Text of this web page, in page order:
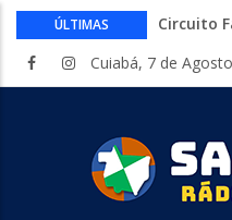
ÚLTIMAS
Circuito
sexta-
Mato
Cuiabá, 7 de